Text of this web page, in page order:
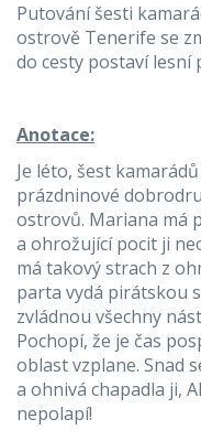
Putování šesti
ostrově Tenerife se
do cesty postaví lesní
Anotace:
Je léto, šest
prázdninové
ostrovů. Mariana má
a ohrožující pocit ji
má takový strach z
parta vydá pirátskou
zvládnou všechny
Pochopí, že je čas
oblast vzplane. Snad
a ohnivá chapadla ji,
nepolapí!